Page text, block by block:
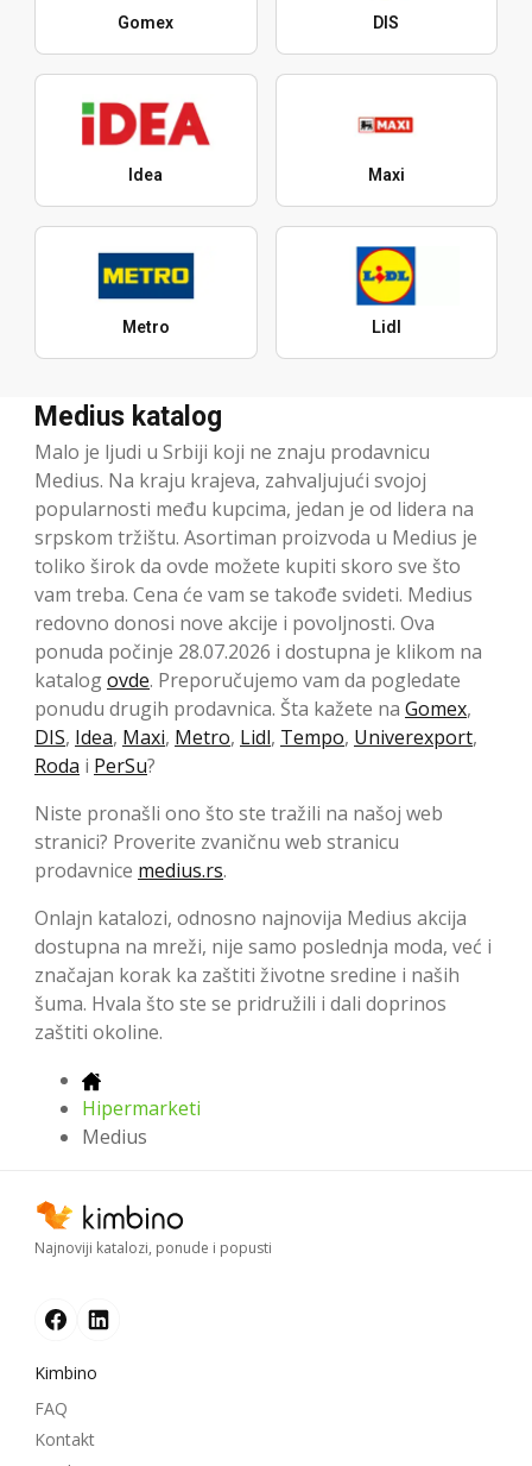
Gomex DIS
Idea Maxi
Metro Lidl
Medius katalog
Malo je ljudi u Srbiji koji ne znaju prodavnicu
Medius. Na kraju krajeva, zahvaljujući svojoj
popularnosti među kupcima, jedan je od lidera na
srpskom tržištu. Asortiman proizvoda u Medius je
toliko širok da ovde možete kupiti skoro sve što
vam treba. Cena će vam se takođe svideti. Medius
redovno donosi nove akcije i povoljnosti. Ova
ponuda počinje 28.07.2026 i dostupna je klikom na
katalogovde. Preporučujemo vam da pogledate
ponudu drugih prodavnica. Šta kažete na Gomex,
DIS, Idea, Maxi, Metro, Lidl, Tempo, Univerexport,
Roda i PerSu?
Niste pronašli ono što ste tražili na našoj web
stranici? Proverite zvaničnu web stranicu
prodavnice medius.rs.
Onlajn katalozi, odnosno najnovija Medius akcija
dostupna na mreži, nije samo poslednja moda, već i
značajan korak ka zaštiti životne sredine i naših
šuma. Hvala što ste se pridružili i dali doprinos
zaštiti okoline.
Hipermarketi
Medius
Najnoviji katalozi, ponude i popusti
Kimbino
FAQ
Kontakt